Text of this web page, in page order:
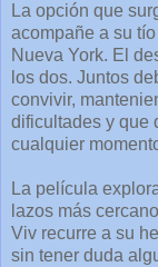
La opción que
acompañe a su
Nueva York. El
los dos. Juntos
convivir,
dificultades y que
cualquier
La película
lazos más
Viv recurre a su
sin tener duda